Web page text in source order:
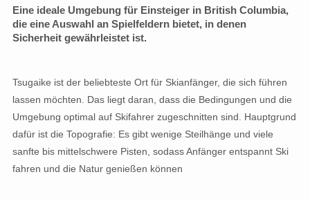
Eine ideale Umgebung für Einsteiger in British Columbia,
die eine Auswahl an Spielfeldern bietet, in denen
Sicherheit gewährleistet ist.
Tsugaike ist der beliebteste Ort für Skianfänger, die sich führen
lassen möchten. Das liegt daran, dass die Bedingungen und die
Umgebung optimal auf Skifahrer zugeschnitten sind. Hauptgrund
dafür ist die Topografie: Es gibt wenige Steilhänge und viele
sanfte bis mittelschwere Pisten, sodass Anfänger entspannt Ski
fahren und die Natur genießen können